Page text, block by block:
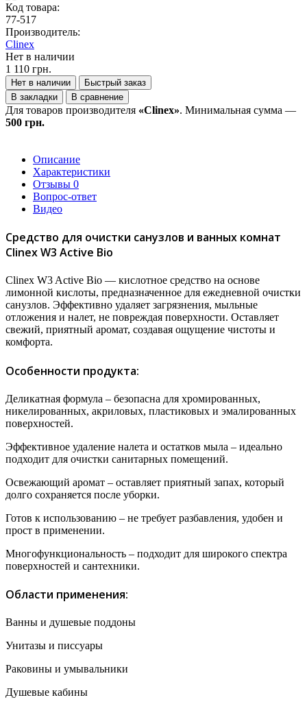
Код товара:
77-517
Производитель:
Clinex
Нет в наличии
1 110 грн.
Нет в наличии
Быстрый заказ
В закладки
В сравнение
Для товаров производителя «Clinex». Минимальная сумма —
500 грн.
Описание
Характеристики
Отзывы 0
Вопрос-ответ
Видео
Средство для очистки санузлов и ванных комнат
Clinex W3 Active Bio
Clinex W3 Active Bio — кислотное средство на основе
лимонной кислоты, предназначенное для ежедневной очистки
санузлов. Эффективно удаляет загрязнения, мыльные
отложения и налет, не повреждая поверхности. Оставляет
свежий, приятный аромат, создавая ощущение чистоты и
комфорта.
Особенности продукта:
Деликатная формула – безопасна для хромированных,
никелированных, акриловых, пластиковых и эмалированных
поверхностей.
Эффективное удаление налета и остатков мыла – идеально
подходит для очистки санитарных помещений.
Освежающий аромат – оставляет приятный запах, который
долго сохраняется после уборки.
Готов к использованию – не требует разбавления, удобен и
прост в применении.
Многофункциональность – подходит для широкого спектра
поверхностей и сантехники.
Области применения:
Ванны и душевые поддоны
Унитазы и писсуары
Раковины и умывальники
Душевые кабины